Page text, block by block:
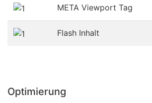
META Viewport Tag
Flash Inhalt
Optimierung